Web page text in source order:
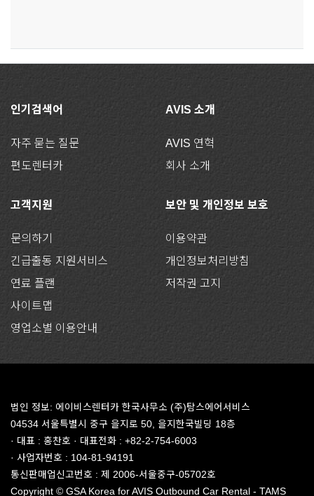
인기검색어
자주 묻는 질문
편도렌터카
AVIS 소개
AVIS 연혁
회사 소개
고객지원
문의하기
긴급출동 지원서비스
연료 플랜
사이트맵
영업소별 이용안내
보안 및 개인정보 보호
이용약관
개인정보처리방침
저작권 고지
법인 정보: 에이비스렌터카 한국사무소 (주)탐스에어서비스
04534 서울특별시 중구 을지로 50, 을지한국빌딩 18층
· 대표 : 홍찬호 · 대표전화 : +82-2-754-6003
· 사업자번호 : 104-81-94191
통신판매업신고번호 : 제 2006-서울중구-05702호
Copyright © GSA Korea for AVIS Outbound Car Rental - TAMS